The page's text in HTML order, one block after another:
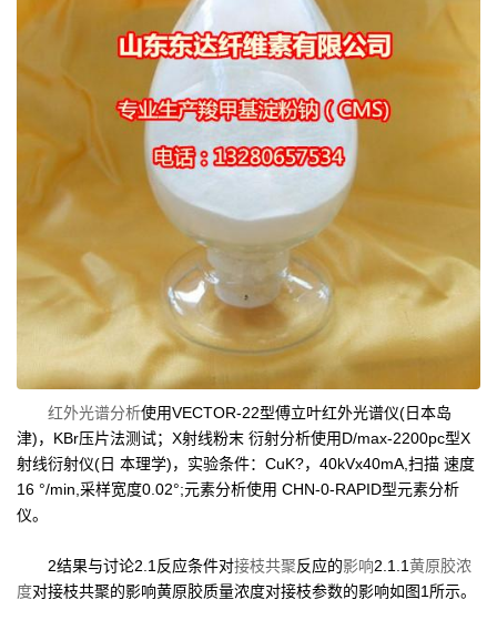
红外光谱分析使用VECTOR-22型傅立叶红外光谱仪(日本岛
津)，KBr压片法测试；X射线粉末 衍射分析使用D/max-2200pc型X
射线衍射仪(日 本理学)，实验条件：CuK?，40kVx40mA,扫描 速度
16 °/min,采样宽度0.02°;元素分析使用 CHN-0-RAPID型元素分析
仪。
2结果与讨论2.1反应条件对接枝共聚反应的影响2.1.1黄原胶浓
度对接枝共聚的影响黄原胶质量浓度对接枝参数的影响如图1所示。